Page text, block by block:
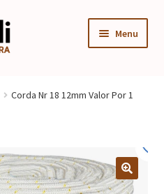
Menu
menu
menu
Corda Nr 18 12mm Valor Por 1